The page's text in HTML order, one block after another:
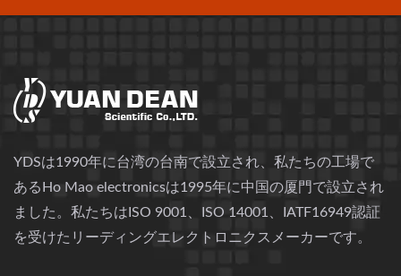
YDSは1990年に台湾の台南で設立され、私たちの工場で
あるHo Mao electronicsは1995年に中国の厦門で設立され
ました。私たちはISO 9001、ISO 14001、IATF16949認証
を受けたリーディングエレクトロニクスメーカーです。